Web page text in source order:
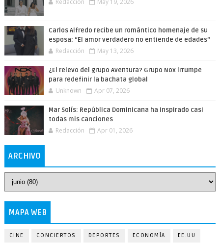
Carlos Alfredo recibe un romántico homenaje de su
esposa: “El amor verdadero no entiende de edades”
Redacción May 13, 2026
¿El relevo del grupo Aventura? Grupo Nox irrumpe
para redefinir la bachata global
Unknown Apr 07, 2026
Mar Solís: República Dominicana ha inspirado casi
todas mis canciones
Redacción Apr 01, 2026
ARCHIVO
MAPA WEB
CINE CONCIERTOS DEPORTES ECONOMÍA EE.UU